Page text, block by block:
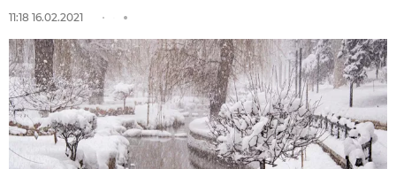
11:18 16.02.2021